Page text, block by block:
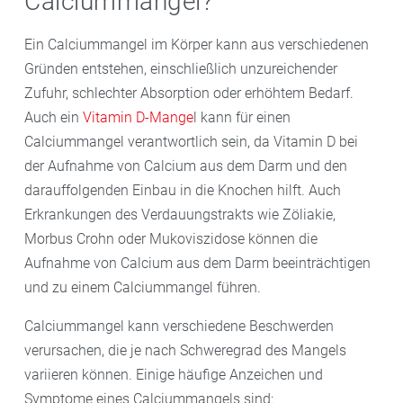
von 9 bis 18 Jahren etwa 1300 Milligramm.
während des Stillens wird eine Zufuhr von 1200 bis
1300 Milligramm empfohlen. Dabei ist wichtig zu
beachten, dass die tatsächliche benötigte Menge an
Calcium je nach individuellen Umständen variieren
kann.
Ein Calciummangel im Körper kann aus verschiedenen
Gründen entstehen, einschließlich unzureichender
Zufuhr, schlechter Absorption oder erhöhtem Bedarf.
Auch ein Vitamin D-Mangel kann für einen
Calciummangel verantwortlich sein, da Vitamin D bei
der Aufnahme von Calcium aus dem Darm und den
darauffolgenden Einbau in die Knochen hilft. Auch
Erkrankungen des Verdauungstrakts wie Zöliakie,
Morbus Crohn oder Mukoviszidose können die
Aufnahme von Calcium aus dem Darm beeinträchtigen
und zu einem Calciummangel führen.
Calciummangel kann verschiedene Beschwerden
verursachen, die je nach Schweregrad des Mangels
variieren können. Einige häufige Anzeichen und
Symptome eines Calciummangels sind: